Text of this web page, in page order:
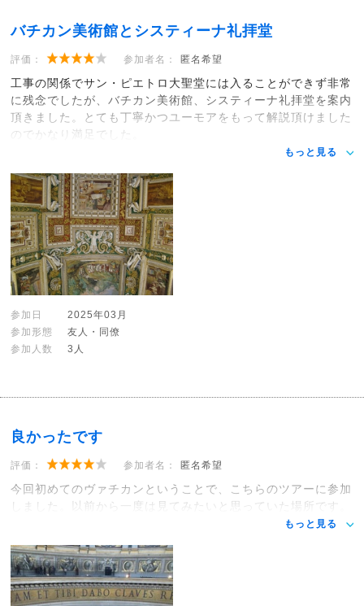
バチカン美術館とシスティーナ礼拝堂
評価： 参加者名： 匿名希望
工事の関係でサン・ピエトロ大聖堂には入ることができず非常
に残念でしたが、バチカン美術館、システィーナ礼拝堂を案内
頂きました。とても丁寧かつユーモアをもって解説頂けました
のでかなり満足でした。
もっと見る
参加日
2025年03月
参加形態
友人・同僚
参加人数
3人
良かったです
評価： 参加者名： 匿名希望
今回初めてのヴァチカンということで、こちらのツアーに参加
しました。以前から一度は見てみたいと思っていた場所です。
もっと見る